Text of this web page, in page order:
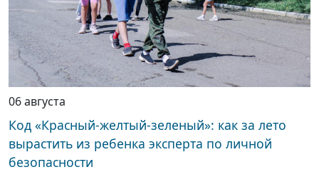
06 августа
Код «Красный-желтый-зеленый»: как за лето
вырастить из ребенка эксперта по личной
безопасности